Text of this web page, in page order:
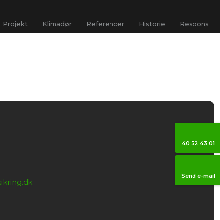
Projekt Klimadør Referencer Historie Respons
40 32 43 01
Send e-mail​